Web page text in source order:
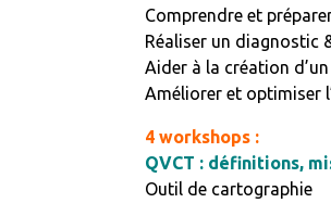
Comprendre et
Réaliser un diagnostic
Aider à la création
Améliorer et optimiser
4 workshops :
QVCT : définitions,
Outil de cartographie